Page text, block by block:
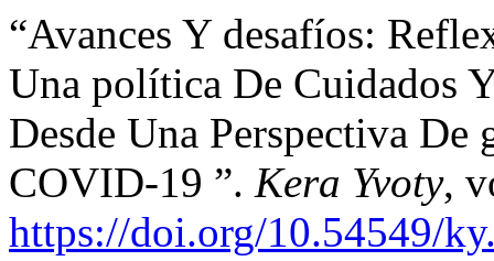
“Avances Y desafíos:
Una política De Cuidados
Desde Una Perspectiva
COVID-19 ”. Kera Yvoty,
https://doi.org/10.54549/